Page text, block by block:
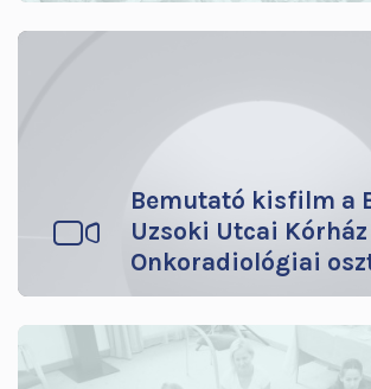
Bemutató kisfilm a
Uzsoki Utcai Kórház
Onkoradiológiai